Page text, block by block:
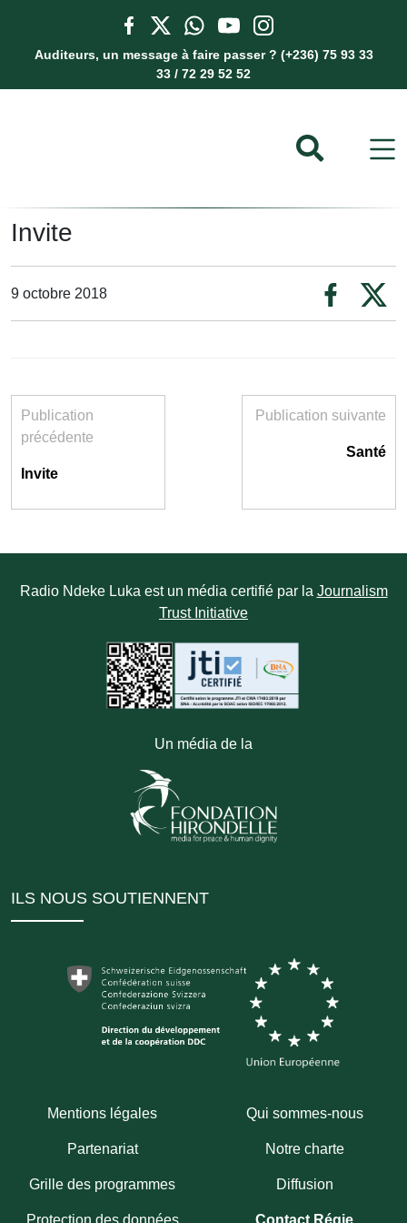
Auditeurs, un message à faire passer ? (+236) 75 93 33
33 / 72 29 52 52
Invite
9 octobre 2018
Publication
précédente
Invite
Publication suivante
Santé
Radio Ndeke Luka est un média certifié par la Journalism
Trust Initiative
Un média de la
ILS NOUS SOUTIENNENT
Mentions légales Qui sommes-nous
Partenariat Notre charte
Grille des programmes Diffusion
Protection des données Contact Régie